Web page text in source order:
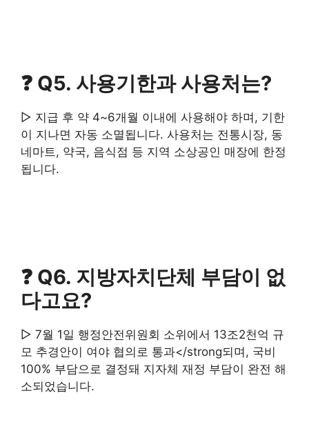
❓ Q5. 사용기한과 사용처는?
▷ 지급 후 약 4~6개월 이내에 사용해야 하며, 기한
이 지나면 자동 소멸됩니다. 사용처는 전통시장, 동
네마트, 약국, 음식점 등 지역 소상공인 매장에 한정
됩니다.
❓ Q6. 지방자치단체 부담이 없
다고요?
▷ 7월 1일 행정안전위원회 소위에서 13조2천억 규
모 추경안이 여야 협의로 통과</strong되며, 국비
100% 부담으로 결정돼 지자체 재정 부담이 완전 해
소되었습니다.